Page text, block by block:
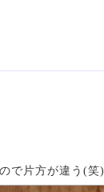
で片方が違う(笑)